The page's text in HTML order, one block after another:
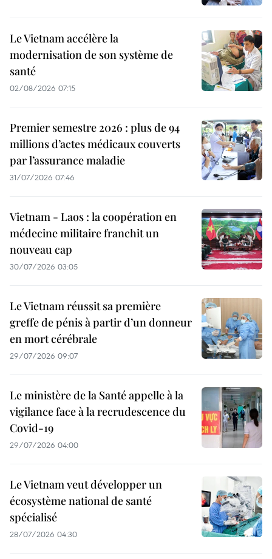
Le Vietnam accélère la
modernisation de son système de
santé
02/08/2026 07:15
Premier semestre 2026 : plus de 94
millions d’actes médicaux couverts
par l’assurance maladie
31/07/2026 07:46
Vietnam - Laos : la coopération en
médecine militaire franchit un
nouveau cap
30/07/2026 03:05
Le Vietnam réussit sa première
greffe de pénis à partir d’un donneur
en mort cérébrale
29/07/2026 09:07
Le ministère de la Santé appelle à la
vigilance face à la recrudescence du
Covid-19
29/07/2026 04:00
Le Vietnam veut développer un
écosystème national de santé
spécialisé
28/07/2026 04:30